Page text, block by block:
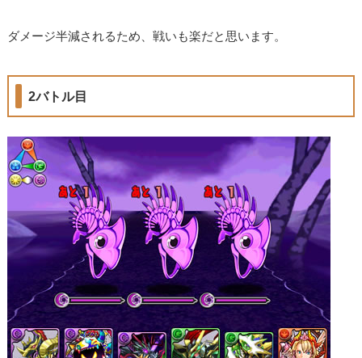
ダメージ半減されるため、戦いも楽だと思います。
2バトル目